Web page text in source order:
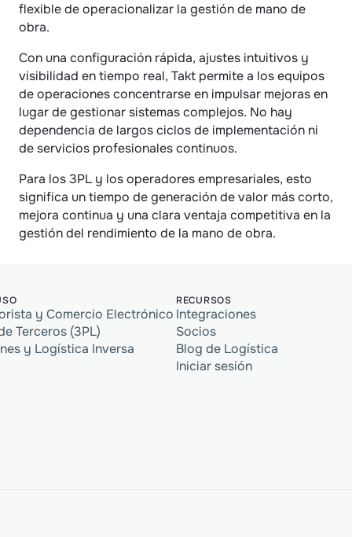
flexible de operacionalizar la gestión de mano de
obra.
Con una configuración rápida, ajustes intuitivos y
visibilidad en tiempo real, Takt permite a los equipos
de operaciones concentrarse en impulsar mejoras en
lugar de gestionar sistemas complejos. No hay
dependencia de largos ciclos de implementación ni
de servicios profesionales continuos.
Para los 3PL y los operadores empresariales, esto
significa un tiempo de generación de valor más corto,
mejora continua y una clara ventaja competitiva en la
gestión del rendimiento de la mano de obra.
y Comercio Electrónico
Terceros (3PL)
y Logística Inversa
RECURSOS
Integraciones
Socios
Blog de Logística
Iniciar sesión